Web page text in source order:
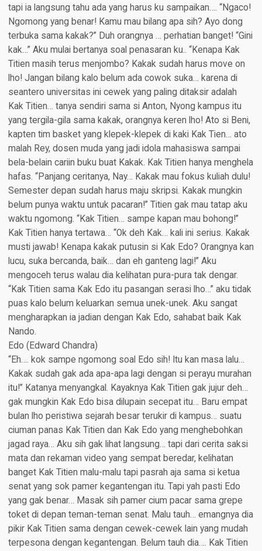
tapi ia langsung tahu ada yang harus ku sampaikan…. “Ngaco!
Ngomong yang benar! Kamu mau bilang apa sih? Ayo dong
terbuka sama kakak?” Duh orangnya … perhatian banget! “Gini
kak…” Aku mulai bertanya soal penasaran ku.. “Kenapa Kak
Titien masih terus menjombo? Kakak sudah harus move on
lho! Jangan bilang kalo belum ada cowok suka… karena di
seantero universitas ini cewek yang paling ditaksir adalah
Kak Titien… tanya sendiri sama si Anton, Nyong kampus itu
yang tergila-gila sama kakak, orangnya keren lho! Ato si Beni,
kapten tim basket yang klepek-klepek di kaki Kak Tien… ato
malah Rey, dosen muda yang jadi idola mahasiswa sampai
bela-belain cariin buku buat Kakak. Kak Titien hanya menghela
hafas. “Panjang ceritanya, Nay… Kakak mau fokus kuliah dulu!
Semester depan sudah harus maju skripsi. Kakak mungkin
belum punya waktu untuk pacaran!” Titien gak mau tatap aku
waktu ngomong. “Kak Titien… sampe kapan mau bohong!”
Kak Titien hanya tertawa… “Ok deh Kak… kali ini serius. Kakak
musti jawab! Kenapa kakak putusin si Kak Edo? Orangnya kan
lucu, suka bercanda, baik… dan eh ganteng lagi!” Aku
mengoceh terus walau dia kelihatan pura-pura tak dengar.
“Kak Titien sama Kak Edo itu pasangan serasi lho…” aku tidak
puas kalo belum keluarkan semua unek-unek. Aku sangat
mengharapkan ia jadian dengan Kak Edo, sahabat baik Kak
Nando.
Edo (Edward Chandra)​
“Eh…. kok sampe ngomong soal Edo sih! Itu kan masa lalu…
Kakak sudah gak ada apa-apa lagi dengan si perayu murahan
itu!” Katanya menyangkal. Kayaknya Kak Titien gak jujur deh…
gak mungkin Kak Edo bisa dilupain secepat itu… Baru empat
bulan lho peristiwa sejarah besar terukir di kampus… suatu
ciuman panas Kak Titien dan Kak Edo yang menghebohkan
jagad raya… Aku sih gak lihat langsung… tapi dari cerita saksi
mata dan rekaman video yang sempat beredar, kelihatan
banget Kak Titien malu-malu tapi pasrah aja sama si ketua
senat yang sok pamer kegantengan itu. Tapi yah pasti Edo
yang gak benar… Masak sih pamer cium pacar sama grepe
toket di depan teman-teman senat. Malu tauh… emangnya dia
pikir Kak Titien sama dengan cewek-cewek lain yang mudah
terpesona dengan kegantengan. Belum tauh dia…. Kak Titien